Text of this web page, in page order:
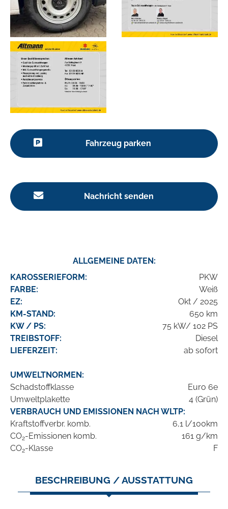
Fahrzeug parken
Nachricht senden
ALLGEMEINE DATEN:
KAROSSERIEFORM:
PKW
FARBE:
Weiß
EZ:
Okt / 2025
KM-STAND:
650 km
KW / PS:
75 kW/ 102 PS
TREIBSTOFF:
Diesel
LIEFERZEIT:
ab sofort
UMWELTNORMEN:
Schadstoffklasse
Euro 6e
Umweltplakette
4 (Grün)
VERBRAUCH UND EMISSIONEN NACH WLTP:
Kraftstoffverbr. komb.
6,1 l/100km
CO2-Emissionen komb.
161 g/km
CO2-Klasse F
BESCHREIBUNG / AUSSTATTUNG